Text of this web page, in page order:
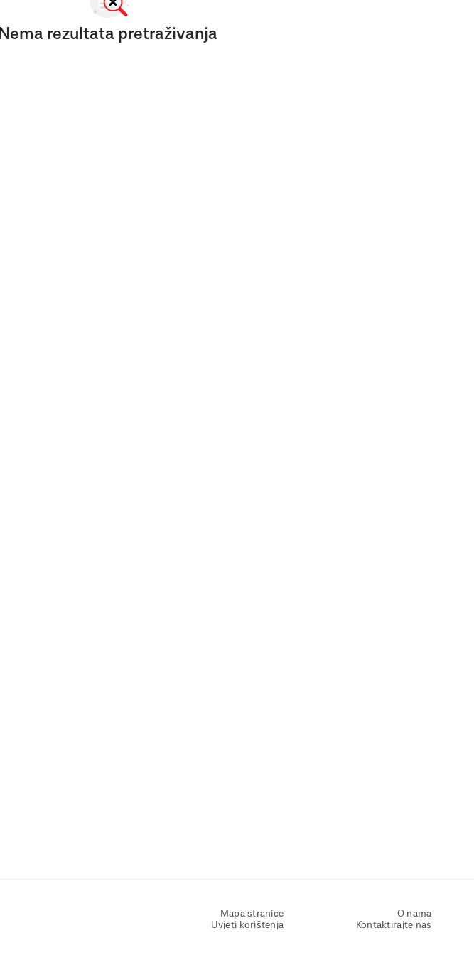
Nema rezultata pretraživanja
Mapa stranice
Uvjeti korištenja
O nama
Kontaktirajte nas